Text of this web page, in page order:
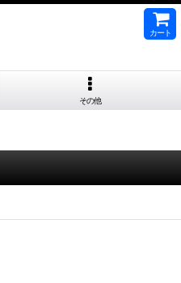
カート
その他